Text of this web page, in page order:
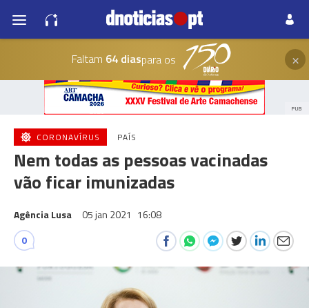
Faltam 64 diaspara os ×
PUB
CORONAVÍRUS PAÍS
Nem todas as pessoas vacinadas
vão ficar imunizadas
Agência Lusa 05 jan 2021 16:08
0